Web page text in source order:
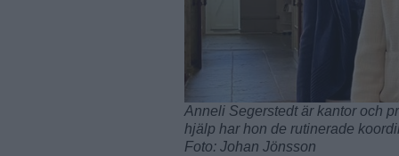
Anneli Segerstedt är kantor och
hjälp har hon de rutinerade
Foto: Johan Jönsson